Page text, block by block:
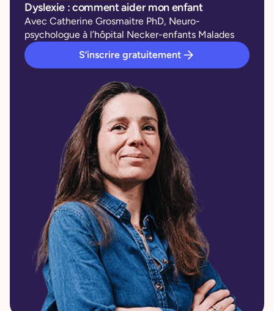
Dyslexie : comment aider mon enfant
Avec Catherine Grosmaitre PhD, Neuro-
psychologue à l’hôpital Necker-enfants Malades
S’inscrire gratuitement